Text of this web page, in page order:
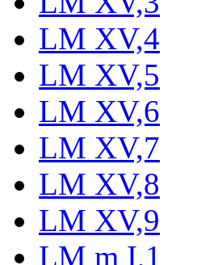
LM XV,4
LM XV,5
LM XV,6
LM XV,7
LM XV,8
LM XV,9
LM m I,1